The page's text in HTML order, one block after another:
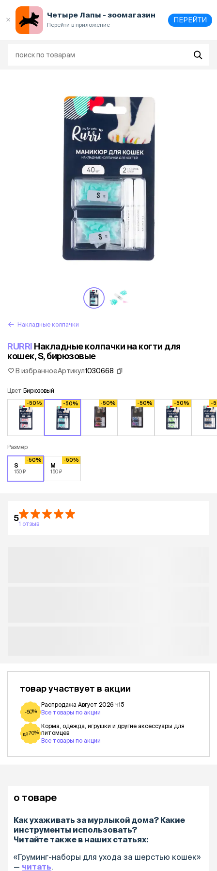
Четыре Лапы - зоомагазин
Перейти в приложение
ПЕРЕЙТИ
Накладные колпачки
RURRI Накладные колпачки на когти для
кошек, S, бирюзовые
В избранноеАртикул1030668
Цвет Бирюзовый
-50% -50% -50% -50% -50% -
Размер
S
150 ₽
-50%
M
150 ₽
-50%
5
1 отзыв
товар участвует в акции
-50%
Распродажа Август 2026 ч15
Все товары по акции
до 70%
Корма, одежда, игрушки и другие аксессуары для
питомцев
Все товары по акции
о товаре
Как ухаживать за мурлыкой дома? Какие
инструменты использовать?
Читайте также в наших статьях:
«Груминг-наборы для ухода за шерстью кошек»
— читать.